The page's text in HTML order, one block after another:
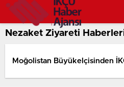
Nezaket Ziyareti
Moğolistan Büyükelçisinden